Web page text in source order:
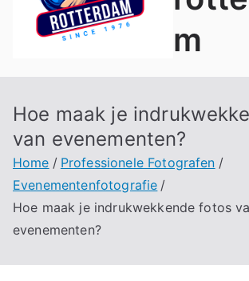
m
Hoe maak je
van evenementen?
Home
Professionele Fotografen
Evenementenfotografie
Hoe maak je indrukwekkende fotos
evenementen?